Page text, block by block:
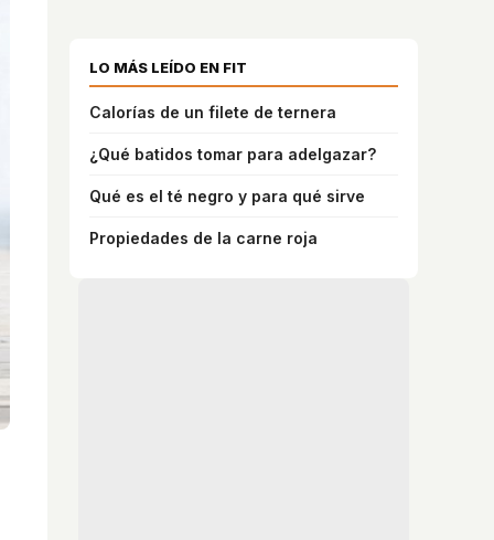
LO MÁS LEÍDO EN FIT
Calorías de un filete de ternera
¿Qué batidos tomar para adelgazar?
Qué es el té negro y para qué sirve
Propiedades de la carne roja